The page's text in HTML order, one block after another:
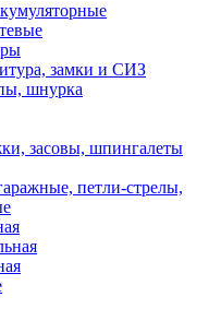
замки и СИЗ
шнурка
засовы, шпингалеты
петли-стрелы,